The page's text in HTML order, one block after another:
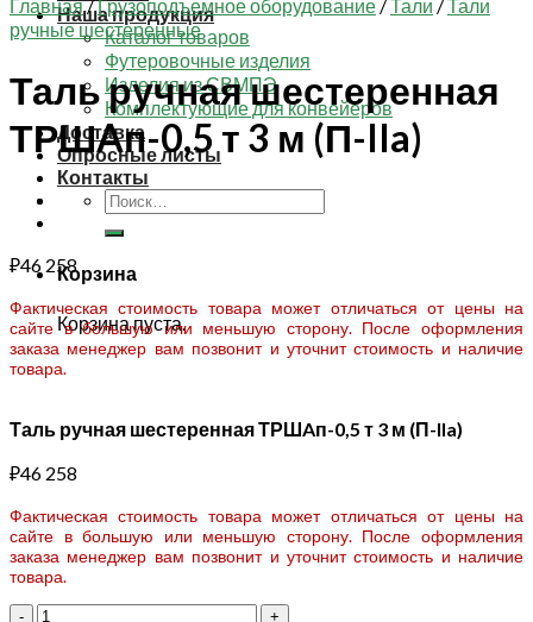
Наша продукция
Каталог товаров
Футеровочные изделия
Изделия из СВМПЭ
Комплектующие для конвейеров
Доставка
Опросные листы
Контакты
Искать:
Корзина
Корзина пуста.
Главная/Грузоподъемное оборудование /Тали /Тали
ручные шестеренные
Таль ручная шестеренная
ТРШAп-0,5 т 3 м (П-IIa)
₽46 258
Фактическая стоимость товара может отличаться от цены на
сайте в большую или меньшую сторону. После оформления
заказа менеджер вам позвонит и уточнит стоимость и наличие
товара.
Таль ручная шестеренная ТРШAп-0,5 т 3 м (П-IIa)
₽46 258
Фактическая стоимость товара может отличаться от цены на
сайте в большую или меньшую сторону. После оформления
заказа менеджер вам позвонит и уточнит стоимость и наличие
товара.
Количество